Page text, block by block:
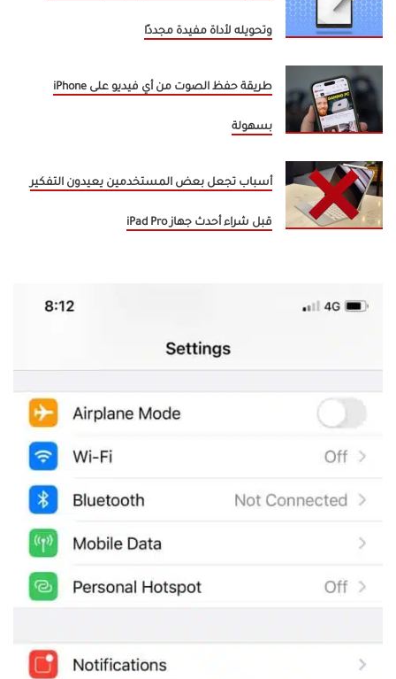
وتحويله لأداة مفيدة مجددًا
طريقة حفظ الصوت من أي فيديو على iPhone
بسهولة
أسباب تجعل بعض المستخدمين يعيدون التفكير
قبل شراء أحدث جهاز iPad Pro